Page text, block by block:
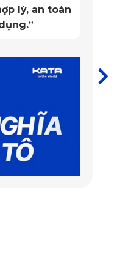
hành trình thì vị trí
có được góc quay toàn
chiếu hậu, cách
lý, an toàn
”